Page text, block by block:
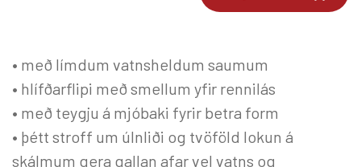
• með límdum vatnsheldum saumum
• hlífðarflipi með smellum yfir rennilás
• með teygju á mjóbaki fyrir betra form
• þétt stroff um úlnliði og tvöföld lokun á
skálmum gera gallan afar vel vatns og